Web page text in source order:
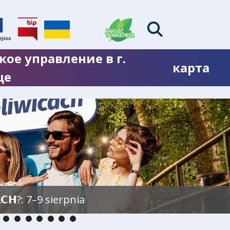
управление в г.
карта
7–9 sierpnia